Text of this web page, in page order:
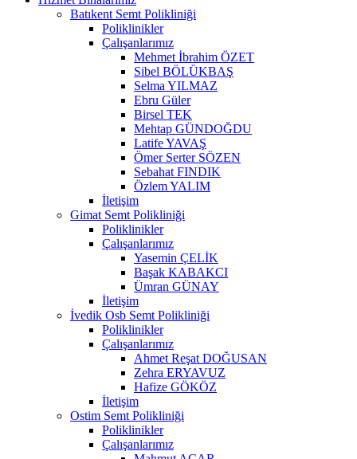
Batıkent Semt Polikliniği
Poliklinikler
Çalışanlarımız
Mehmet İbrahim ÖZET
Sibel BÖLÜKBAŞ
Selma YILMAZ
Ebru Güler
Birsel TEK
Mehtap GÜNDOĞDU
Latife YAVAŞ
Ömer Serter SÖZEN
Sebahat FINDIK
Özlem YALIM
İletişim
Gimat Semt Polikliniği
Poliklinikler
Çalışanlarımız
Yasemin ÇELİK
Başak KABAKCI
Ümran GÜNAY
İletişim
İvedik Osb Semt Polikliniği
Poliklinikler
Çalışanlarımız
Ahmet Reşat DOĞUSAN
Zehra ERYAVUZ
Hafize GÖKÖZ
İletişim
Ostim Semt Polikliniği
Poliklinikler
Çalışanlarımız